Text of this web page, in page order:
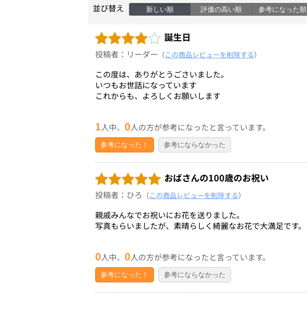
並び替え 新しい順 評価の高い順 参考になった順
誕生日
投稿者：リーダー （この商品レビューを削除する）
この度は、ありがとうごさいました。
いつもお世話になっています
これからも、よろしくお願いします
1人中、 0人の方が参考になったと言っています。
参考になった！ 参考にならなかった
おばさんの100歳のお祝い
投稿者：ひろ （この商品レビューを削除する）
親戚みんなでお祝いにお花を送りました。
写真もらいましたが、素晴らしく綺麗なお花で大満足です。
0人中、 0人の方が参考になったと言っています。
参考になった！ 参考にならなかった